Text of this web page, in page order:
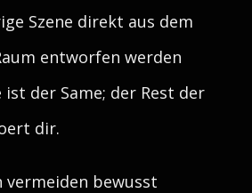
Szene direkt aus dem
entworfen werden
ist der Same; der Rest der
dir.
vermeiden bewusst